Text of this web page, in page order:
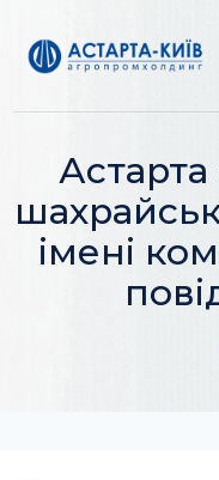
вмісту
Астарта
імені